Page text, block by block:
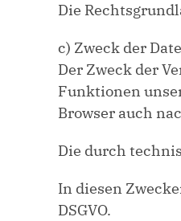
Die
c) Zweck der
Der Zweck der
Funktionen
Browser auch
Die durch
In diesen
DSGVO.